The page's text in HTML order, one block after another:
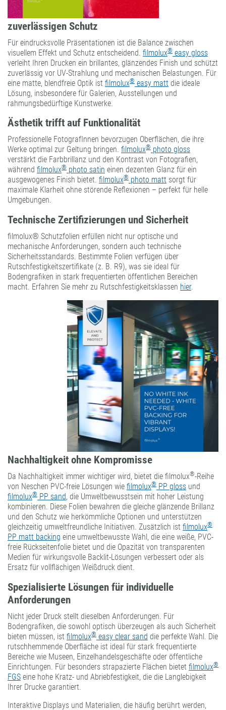
zuverlässigen Schutz
Für eindrucksvolle Präsentationen ist die Balance zwischen
visuellem Effekt und Schutz entscheidend. filmolux® easy gloss
verleiht Ihren Drucken ein brillantes, glänzendes Finish und schützt
zuverlässig vor UV-Strahlung und mechanischen Belastungen. Für
eine matte, blendfreie Optik ist filmolux® easy matt die ideale
Lösung, insbesondere für Galerien, Ausstellungen und
rahmungsbedürftige Kunstwerke.
Ästhetik trifft auf Funktionalität
Professionelle FotografInnen bevorzugen Oberflächen, die ihre
Werke optimal zur Geltung bringen. filmolux® photo gloss
verstärkt die Farbbrillanz und den Kontrast von Fotografien,
während filmolux® photo satin einen dezenten Glanz für ein
ausgewogenes Finish bietet. filmolux® photo matt sorgt für
maximale Klarheit ohne störende Reflexionen – perfekt für helle
Umgebungen.
Technische Zertifizierungen und Sicherheit
filmolux® Schutzfolien erfüllen nicht nur optische und
mechanische Anforderungen, sondern auch technische
Sicherheitsstandards. Bestimmte Folien verfügen über
Rutschfestigkeitszertifikate (z. B. R9), was sie ideal für
Bodengrafiken in stark frequentierten öffentlichen Bereichen
macht. Erfahren Sie mehr zu Rutschfestigkeitsklassen hier.
Nachhaltigkeit ohne Kompromisse
Da Nachhaltigkeit immer wichtiger wird, bietet die filmolux®-Reihe
von Neschen PVC-freie Lösungen wie filmolux® PP gloss und
filmolux® PP sand, die Umweltbewusstsein mit hoher Leistung
kombinieren. Diese Folien bewahren die gleiche glänzende Brillanz
und den Schutz wie herkömmliche Optionen und unterstützen
gleichzeitig umweltfreundliche Initiativen. Zusätzlich ist filmolux®
PP matt backing eine umweltbewusste Wahl, die eine weiße, PVC-
freie Rückseitenfolie bietet und die Opazität von transparenten
Medien für wirkungsvolle Backlit-Lösungen verbessert oder als
Ersatz für vollflächigen Weißdruck dient.
Spezialisierte Lösungen für individuelle
Anforderungen
Nicht jeder Druck stellt dieselben Anforderungen. Für
Bodengrafiken, die sowohl optisch überzeugen als auch Sicherheit
bieten müssen, ist filmolux® easy clear sand die perfekte Wahl. Die
rutschhemmende Oberfläche ist ideal für stark frequentierte
Bereiche wie Museen, Einzelhandelsgeschäfte oder öffentliche
Einrichtungen. Für besonders strapazierte Flächen bietet filmolux®
FGS eine hohe Kratz- und Abriebfestigkeit, die die Langlebigkeit
Ihrer Drucke garantiert.
Interaktive Displays und Materialien, die häufig berührt werden,